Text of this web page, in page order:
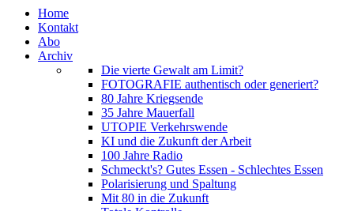
Home
Kontakt
Abo
Archiv
Die vierte Gewalt am Limit?
FOTOGRAFIE authentisch oder generiert?
80 Jahre Kriegsende
35 Jahre Mauerfall
UTOPIE Verkehrswende
KI und die Zukunft der Arbeit
100 Jahre Radio
Schmeckt's? Gutes Essen - Schlechtes Essen
Polarisierung und Spaltung
Mit 80 in die Zukunft